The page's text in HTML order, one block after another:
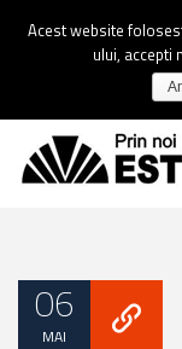
06
MAI
Acest website
ului, accepti